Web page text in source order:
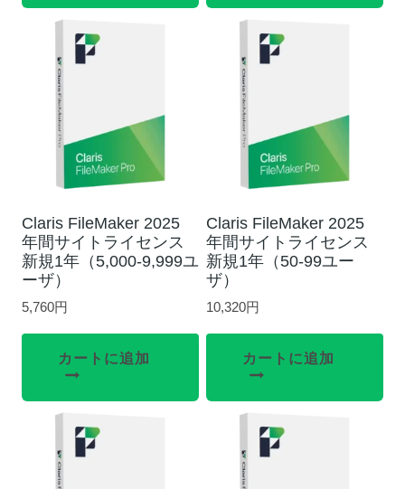
Claris FileMaker 2025
年間サイトライセンス
新規1年（5,000-9,999ユ
ーザ）
5,760円
カートに追加
Claris FileMaker 2025
年間サイトライセンス
新規1年（50-99ユー
ザ）
10,320円
カートに追加